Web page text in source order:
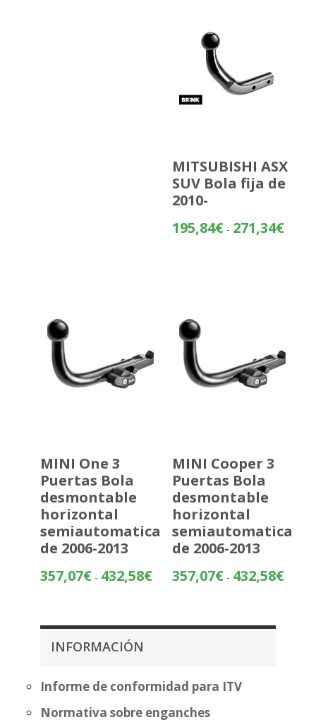
MITSUBISHI ASX
SUV Bola fija de
2010-
195,84€ - 271,34€Rango
MINI One 3
Puertas Bola
desmontable
horizontal
semiautomatica
de 2006-2013
357,07€ - 432,58€Rango
MINI Cooper 3
Puertas Bola
desmontable
horizontal
semiautomatica
de 2006-2013
357,07€ - 432,58€Rango
INFORMACIÓN
Informe de conformidad para ITV
Normativa sobre enganches